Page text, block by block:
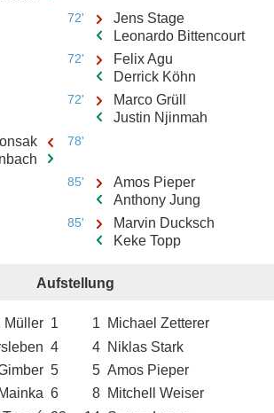
72'
Jens Stage
Leonardo Bittencourt
72'
Felix Agu
Derrick Köhn
72'
Marco Grüll
Justin Njinmah
78'
85'
Amos Pieper
Anthony Jung
85'
Marvin Ducksch
Keke Topp
Aufstellung
Müller 1 1
Michael Zetterer
4 4 Niklas Stark
5 5 Amos Pieper
6 8 Mitchell Weiser